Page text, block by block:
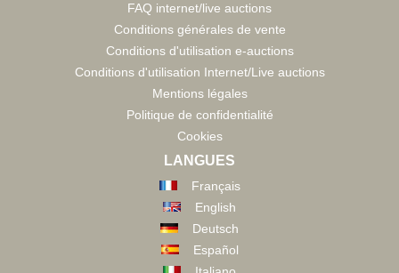
FAQ internet/live auctions
Conditions générales de vente
Conditions d'utilisation e-auctions
Conditions d'utilisation Internet/Live auctions
Mentions légales
Politique de confidentialité
Cookies
LANGUES
Français
English
Deutsch
Español